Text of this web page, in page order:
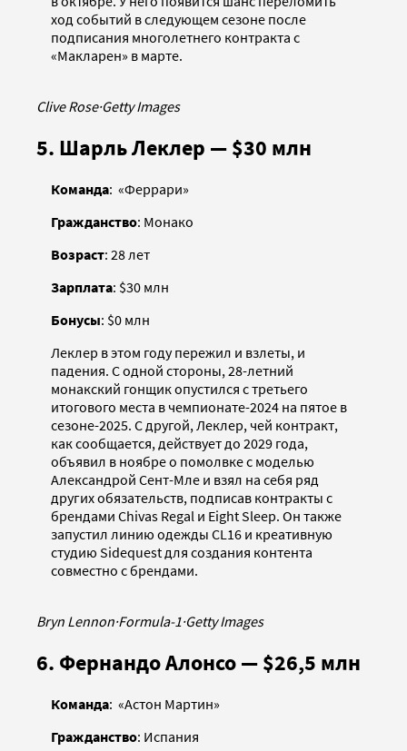
ход событий в следующем сезоне после
подписания многолетнего контракта с
«Макларен» в марте.
Clive Rose·Getty Images
5. Шарль Леклер — $30 млн
Команда: «Феррари»
Гражданство: Монако
Возраст: 28 лет
Зарплата: $30 млн
Бонусы: $0 млн
Леклер в этом году пережил и взлеты, и
падения. С одной стороны, 28-летний
монакский гонщик опустился с третьего
итогового места в чемпионате-2024 на пятое в
сезоне-2025. С другой, Леклер, чей контракт,
как сообщается, действует до 2029 года,
объявил в ноябре о помолвке с моделью
Александрой Сент-Мле и взял на себя ряд
других обязательств, подписав контракты с
брендами Chivas Regal и Eight Sleep. Он также
запустил линию одежды CL16 и креативную
студию Sidequest для создания контента
совместно с брендами.
Bryn Lennon·Formula-1·Getty Images
6. Фернандо Алонсо — $26,5 млн
Команда: «Астон Мартин»
Гражданство: Испания